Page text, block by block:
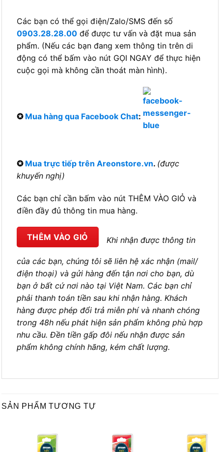
Các bạn có thể gọi điện/Zalo/SMS đến số
0903.28.28.00 để được tư vấn và đặt mua sản
phẩm. (Nếu các bạn đang xem thông tin trên di
động có thể bấm vào nút GỌI NGAY để thực hiện
cuộc gọi mà không cần thoát màn hình).
✪ Mua hàng qua Facebook Chat:
✪ Mua trực tiếp trên Areonstore.vn. (được
khuyến nghị)
Các bạn chỉ cần bấm vào nút THÊM VÀO GIỎ và
điền đầy đủ thông tin mua hàng.
THÊM VÀO GIỎ Khi nhận được thông tin
của các bạn, chúng tôi sẽ liên hệ xác nhận (mail/
điện thoại) và gửi hàng đến tận nơi cho bạn, dù
bạn ở bất cứ nơi nào tại Việt Nam. Các bạn chỉ
phải thanh toán tiền sau khi nhận hàng. Khách
hàng được phép đổi trả miễn phí và nhanh chóng
trong 48h nếu phát hiện sản phẩm không phù hợp
nhu cầu. Đền tiền gấp đôi nếu nhận được sản
phẩm không chính hãng, kém chất lượng.
SẢN PHẨM TƯƠNG TỰ